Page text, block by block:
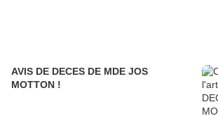
AVIS DE DECES DE MDE JOS
MOTTON !